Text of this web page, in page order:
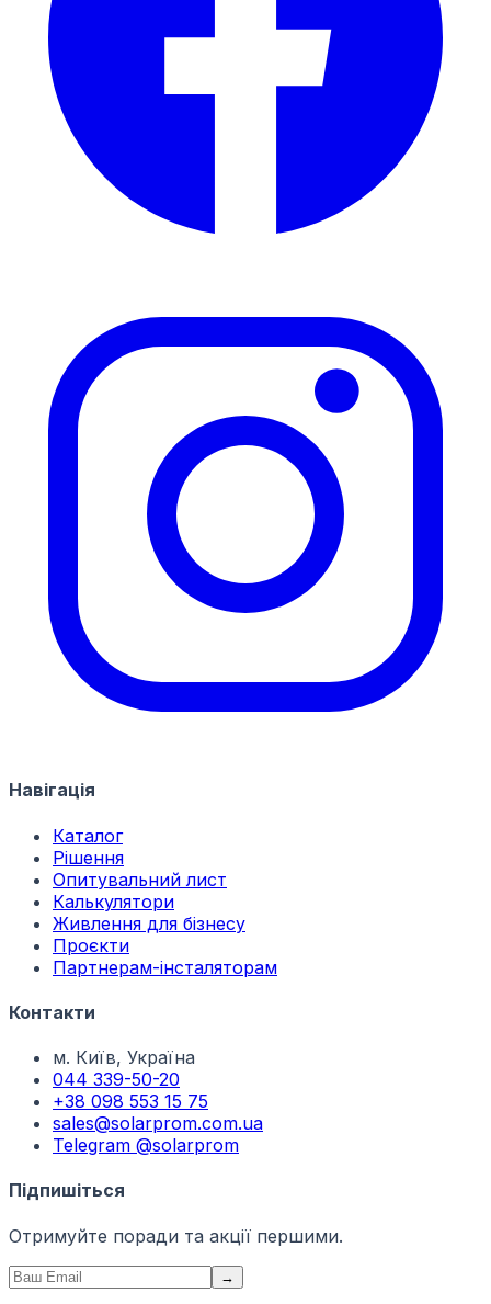
Навігація
Каталог
Рішення
Опитувальний лист
Калькулятори
Живлення для бізнесу
Проєкти
Партнерам-інсталяторам
Контакти
м. Київ, Україна
044 339-50-20
+38 098 553 15 75
sales@solarprom.com.ua
Telegram @solarprom
Підпишіться
Отримуйте поради та акції першими.
→